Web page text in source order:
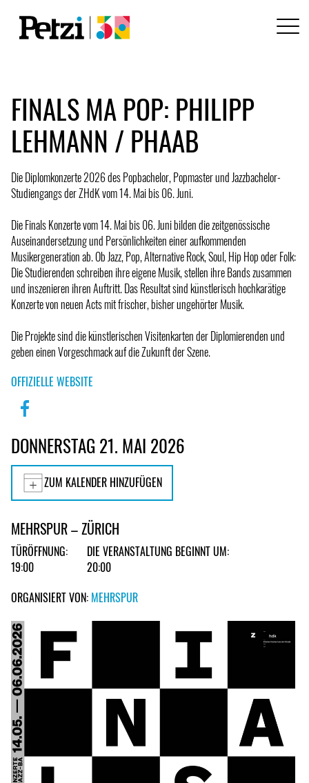
FINALS MA POP: PHILIPP
LEHMANN / PHAAB
Die Diplomkonzerte 2026 des Popbachelor, Popmaster und Jazzbachelor-
Studiengangs der ZHdK vom 14. Mai bis 06. Juni.
Die Finals Konzerte vom 14. Mai bis 06. Juni bilden die zeitgenössische
Auseinandersetzung und Persönlichkeiten einer aufkommenden
Musikergeneration ab. Ob Jazz, Pop, Alternative Rock, Soul, Hip Hop oder Folk:
Die Studierenden schreiben ihre eigene Musik, stellen ihre Bands zusammen
und inszenieren ihren Auftritt. Das Resultat sind künstlerisch hochkarätige
Konzerte von neuen Acts mit frischer, bisher ungehörter Musik.
Die Projekte sind die künstlerischen Visitenkarten der Diplomierenden und
geben einen Vorgeschmack auf die Zukunft der Szene.
OFFIZIELLE WEBSITE
DONNERSTAG 21. MAI 2026
ZUM KALENDER HINZUFÜGEN
MEHRSPUR – ZÜRICH
TÜRÖFFNUNG:
19:00
DIE VERANSTALTUNG BEGINNT UM:
20:00
ORGANISIERT VON: MEHRSPUR